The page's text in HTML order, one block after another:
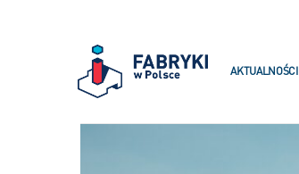
AKTUALNOŚCI